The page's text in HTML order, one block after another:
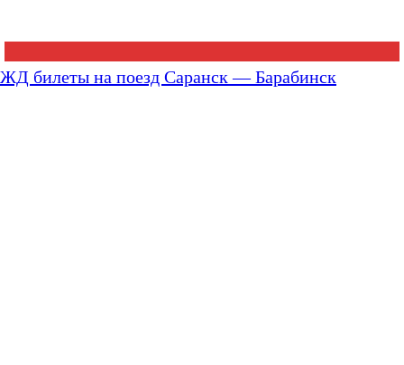
ЖД билеты на поезд Саранск — Барабинск